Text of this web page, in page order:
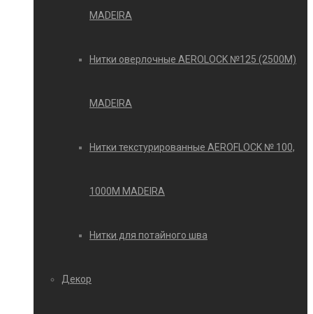
MADEIRA
Нитки оверлочные AEROLOCK №125 (2500М)
MADEIRA
Нитки текстурированные AEROFLOCK № 100,
1000М MADEIRA
Нитки для потайного шва
Декор